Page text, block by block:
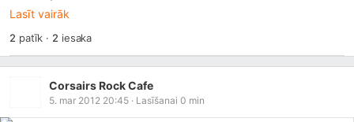
Lasīt vairāk
2 patīk · 2 iesaka
Corsairs Rock Cafe
5. mar 2012 20:45 · Lasīšanai 0 min